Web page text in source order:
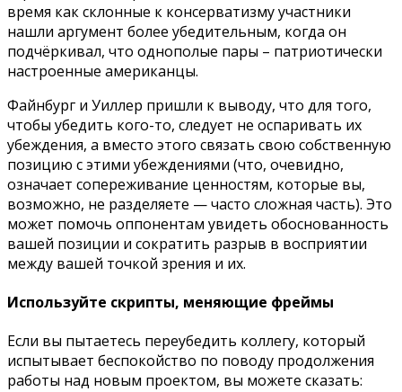
время как склонные к консерватизму участники
нашли аргумент более убедительным, когда он
подчёркивал, что однополые пары – патриотически
настроенные американцы.
Файнбург и Уиллер пришли к выводу, что для того,
чтобы убедить кого-то, следует не оспаривать их
убеждения, а вместо этого связать свою собственную
позицию с этими убеждениями (что, очевидно,
означает сопереживание ценностям, которые вы,
возможно, не разделяете — часто сложная часть). Это
может помочь оппонентам увидеть обоснованность
вашей позиции и сократить разрыв в восприятии
между вашей точкой зрения и их.
Используйте скрипты, меняющие фреймы
Если вы пытаетесь переубедить коллегу, который
испытывает беспокойство по поводу продолжения
работы над новым проектом, вы можете сказать: